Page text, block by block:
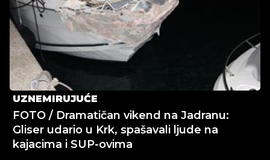
UZNEMIRUJUĆE
FOTO / Dramatičan vikend na Jadranu:
Gliser udario u Krk, spašavali ljude na
kajacima i SUP-ovima